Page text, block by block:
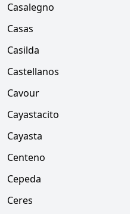
Casalegno
Casas
Casilda
Castellanos
Cavour
Cayastacito
Cayasta
Centeno
Cepeda
Ceres